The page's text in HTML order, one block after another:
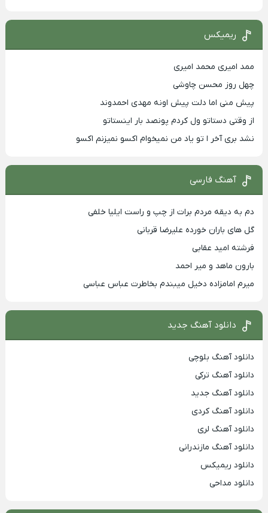
ریمیکس
ممد امیری محمد امیری
چهل روز محسن چاوشی
پیش منی اما دلت پیش اونه مهدی احمدوند
از وقتی دستاتو ول کردم پونصد بار اینستاتو
نشد بری آخر ا تو یاد من نمیخوام اکسو نمیزنم اکسو
آهنگ فارسی
دم به دیقه مردم برات از چپ و راست ایلیا خلفی
گل های باران خورده علیرضا قربانی
فرشته امید عقابی
بارون ماهد و میر احمد
میرم امامزاده دخیل میبندم بخاطرت عباس عباسی
دانلود آهنگ جدید
دانلود آهنگ بلوچی
دانلود آهنگ ترکی
دانلود آهنگ جدید
دانلود آهنگ کردی
دانلود آهنگ لری
دانلود آهنگ مازندرانی
دانلود ریمیکس
دانلود مداحی